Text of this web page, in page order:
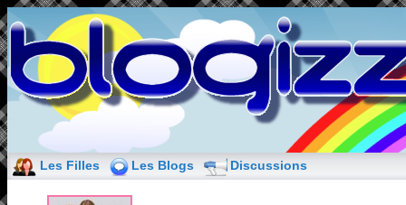
Les Filles Les Blogs Discussions